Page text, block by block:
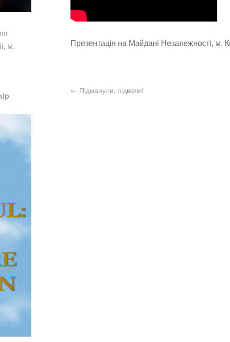
Презентація на Майдані Незалежності, м.
← Підманули, підвели!
м.